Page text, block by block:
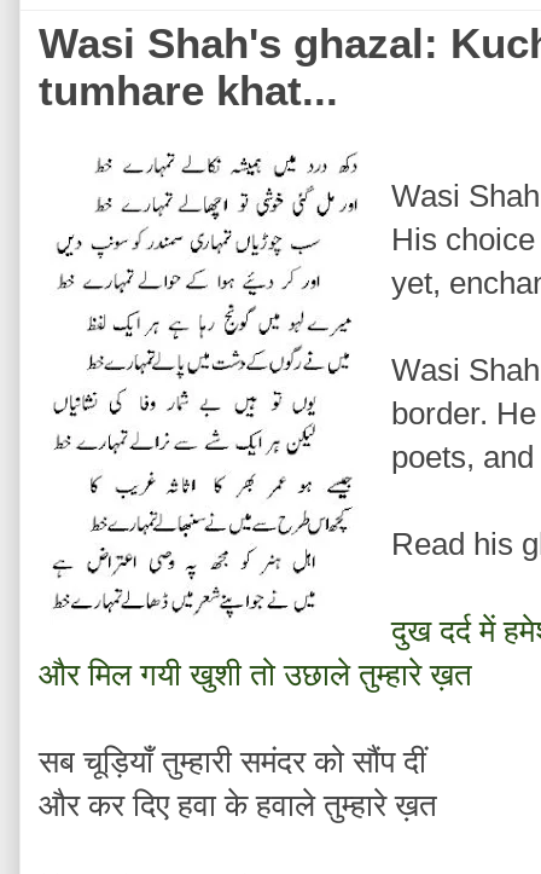
Wasi Shah's ghazal:
tumhare khat...
Wasi
His
yet,
Wasi
border.
poets,
Read his
दुख दर्द में
और मिल गयी खुशी तो उछाले तुम्हारे ख़त
सब चूड़ियाँ तुम्हारी समंदर को सौंप दीं
और कर दिए हवा के हवाले तुम्हारे ख़त